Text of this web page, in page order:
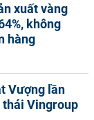
xuất vàng
không
hàng
Vượng lần
thái Vingroup